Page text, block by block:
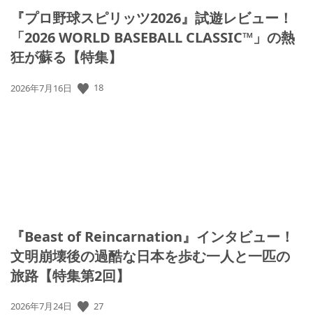
『プロ野球スピリッツ2026』試遊レビュー！
「2026 WORLD BASEBALL CLASSIC™」の熱
狂が蘇る【特集】
公
2026年7月16日 18
『Beast of Reincarnation』インタビュー！
文明崩壊後の過酷な日本を歩む一人と一匹の
旅路【特集第2回】
公
2026年7月24日 27